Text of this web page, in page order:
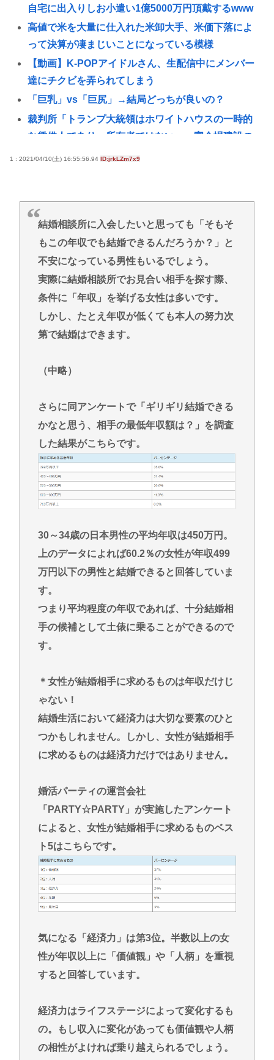
自宅に出入りしお小遣い1億5000万円頂戴するwww
高値で米を大量に仕入れた米卸大手、米価下落によ
って決算が凄まじいことになっている模様
【動画】K-POPアイドルさん、生配信中にメンバー
達にチクビを弄られてしまう
「巨乳」vs「巨尻」→結局どっちが良いの？
裁判所「トランプ大統領はホワイトハウスの一時的
な賃借人であり、所有者ではない」、宴会場建設の
明
【画像】たぬき顔の女の子ってなんであんな魅力的
なん？ 【Pickup07091607】
【衝撃】ちいかわ作者さん、総額30億超の大豪邸を
建てるwww
東浩紀さん、右からも左からも叩かれる「ポジショ
ントークをしないからこそ信頼できる」と擁護され
るwww
ないwww
ターが絶賛 過激描写はBPOでも議論に
避難所地獄と化す「ずっと同じ食べ物&断水でトイレ
流せず悪臭&床に直接就寝&コロナ感染」
Powered by livedoor 相互RSS
1 : 2021/04/10(土) 16:55:56.94 ID:jrkLZm7x9
結婚相談所に入会したいと思っても「そもそ
もこの年収でも結婚できるんだろうか？」と
不安になっている男性もいるでしょう。
実際に結婚相談所でお見合い相手を探す際、
条件に「年収」を挙げる女性は多いです。
しかし、たとえ年収が低くても本人の努力次
第で結婚はできます。
（中略）
さらに同アンケートで「ギリギリ結婚できる
かなと思う、相手の最低年収額は？」を調査
した結果がこちらです。
30～34歳の日本男性の平均年収は450万円。
上のデータによれば60.2％の女性が年収499
万円以下の男性と結婚できると回答していま
す。
つまり平均程度の年収であれば、十分結婚相
手の候補として土俵に乗ることができるので
す。
＊女性が結婚相手に求めるものは年収だけじ
ゃない！
結婚生活において経済力は大切な要素のひと
つかもしれません。しかし、女性が結婚相手
に求めるものは経済力だけではありません。
婚活パーティの運営会社
「PARTY☆PARTY」が実施したアンケート
によると、女性が結婚相手に求めるものベス
ト5はこちらです。
気になる「経済力」は第3位。半数以上の女
性が年収以上に「価値観」や「人柄」を重視
すると回答しています。
経済力はライフステージによって変化するも
の。もし収入に変化があっても価値観や人柄
の相性がよければ乗り越えられるでしょう。